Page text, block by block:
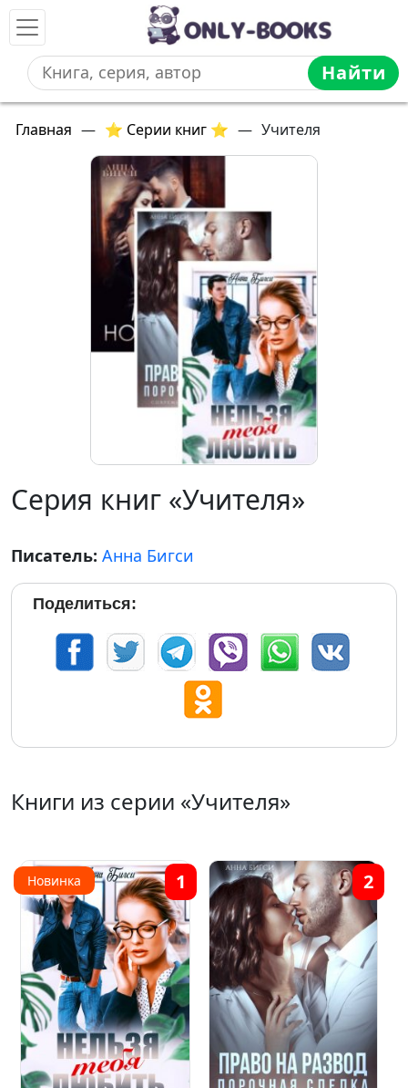
Найти
Главная — ⭐ Серии книг ⭐ — Учителя
Серия книг «Учителя»
Писатель: Анна Бигси
Поделиться:
Книги из серии «Учителя»
Новинка 1 2